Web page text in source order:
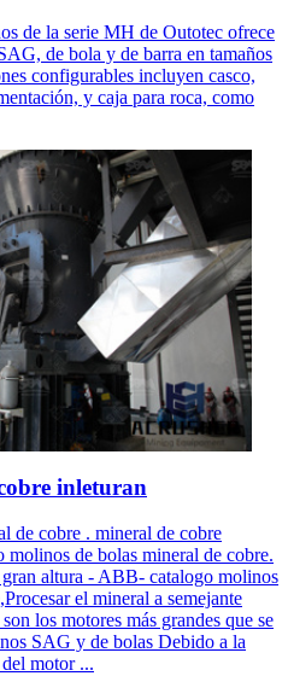
de la serie MH de Outotec ofrece
de bola y de barra en tamaños
configurables incluyen casco,
y caja para roca, como
inleturan
de cobre . mineral de cobre
molinos de bolas mineral de cobre.
altura - ABB- catalogo molinos
el mineral a semejante
los motores más grandes que se
SAG y de bolas Debido a la
motor ...